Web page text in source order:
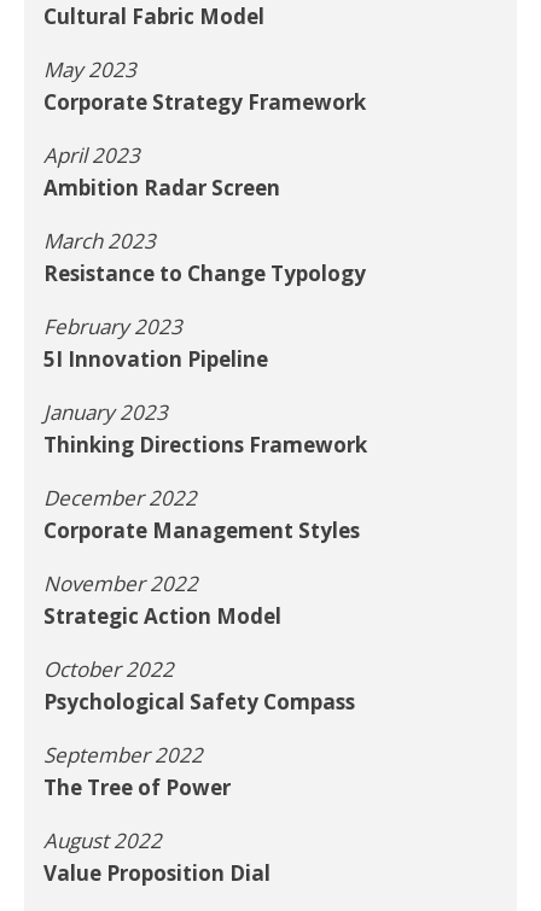
Cultural Fabric Model
May 2023
Corporate Strategy Framework
April 2023
Ambition Radar Screen
March 2023
Resistance to Change Typology
February 2023
5I Innovation Pipeline
January 2023
Thinking Directions Framework
December 2022
Corporate Management Styles
November 2022
Strategic Action Model
October 2022
Psychological Safety Compass
September 2022
The Tree of Power
August 2022
Value Proposition Dial